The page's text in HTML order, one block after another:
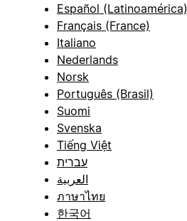
Español (Latinoamérica)
Français (France)
Italiano
Nederlands
Norsk
Português (Brasil)
Suomi
Svenska
Tiếng Việt
עברית
العربية
ภาษาไทย
한국어